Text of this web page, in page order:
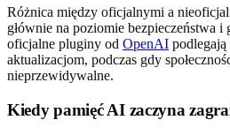
Różnica między oficjalnymi a
głównie na poziomie bezpieczeństwa i
oficjalne pluginy od OpenAI
aktualizacjom, podczas gdy
nieprzewidywalne.
Kiedy pamięć AI zaczyna